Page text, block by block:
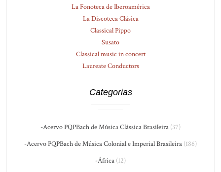
La Fonoteca de Iberoamérica
La Discoteca Clásica
Classical Pippo
Susato
Classical music in concert
Laureate Conductors
Categorias
-Acervo PQPBach de Música Clássica Brasileira (37)
-Acervo PQPBach de Música Colonial e Imperial Brasileira (186)
-África (12)